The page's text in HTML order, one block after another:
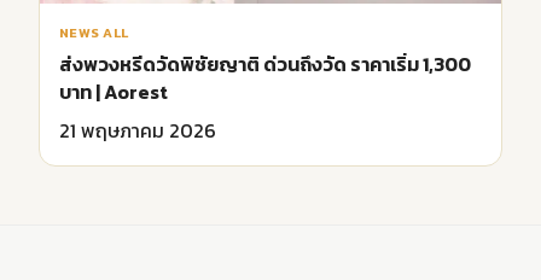
NEWS ALL
ส่งพวงหรีดวัดพิชัยญาติ ด่วนถึงวัด ราคาเริ่ม 1,300
บาท | Aorest
21 พฤษภาคม 2026